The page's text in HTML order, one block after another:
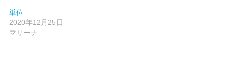
単位
2020年12月25日
マリーナ